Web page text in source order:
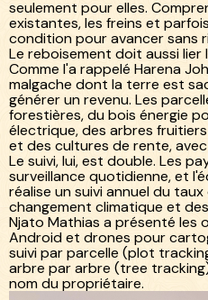
seulement pour elles.
existantes, les freins et
condition pour avancer sans
Le reboisement doit aussi lier
Comme l'a rappelé Harena
malgache dont la terre est
générer un revenu. Les
forestières, du bois énergie
électrique, des arbres
et des cultures de rente,
Le suivi, lui, est double. Les
surveillance quotidienne, et
réalise un suivi annuel du
changement climatique et
Njato Mathias a présenté les
Android et drones pour
suivi par parcelle (plot
arbre par arbre (tree
nom du propriétaire.